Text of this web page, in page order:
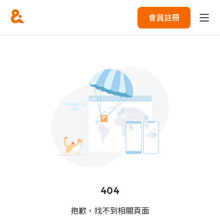
會員註冊
404
抱歉，找不到相關頁面